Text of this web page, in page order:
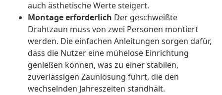
auch ästhetische Werte steigert.
Montage erforderlich Der geschweißte
Drahtzaun muss von zwei Personen montiert
werden. Die einfachen Anleitungen sorgen dafür,
dass die Nutzer eine mühelose Einrichtung
genießen können, was zu einer stabilen,
zuverlässigen Zaunlösung führt, die den
wechselnden Jahreszeiten standhält.